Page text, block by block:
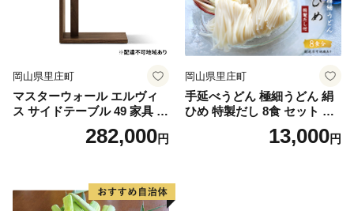
岡山県里庄町
マスターウォール エルヴィ
ス サイドテーブル 49 家具 イ
ンテリア ウォールナット 送
料無料 収納 ナイトテーブル
282,000円
岡山県里庄町
手延べうどん 極細うどん 絹
ひめ 特製だし 8食 セット 詰
め合わせ 細うどん 乾燥うど
ん 乾麺 手延べ うどん 麺類
13,000円